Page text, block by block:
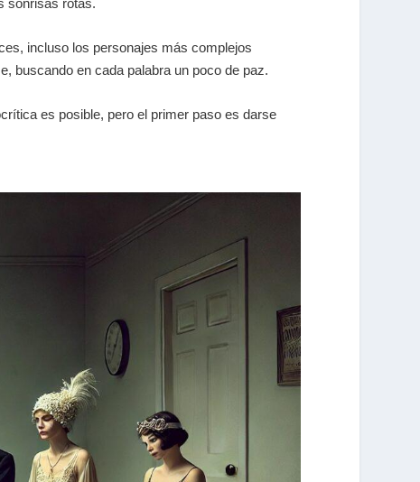
sonrisas rotas.
incluso los personajes más complejos
buscando en cada palabra un poco de paz.
es posible, pero el primer paso es darse